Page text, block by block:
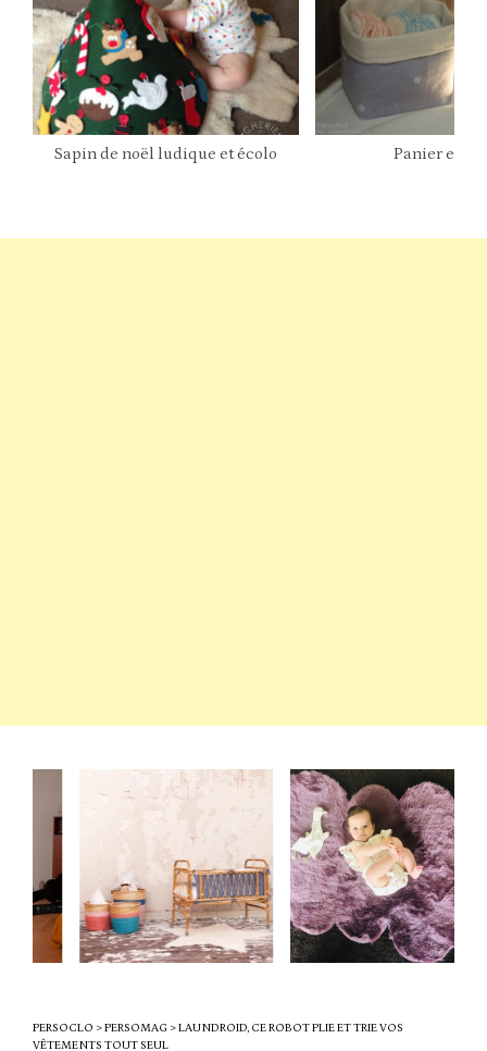
Sapin de noël ludique et écolo Panier en
PERSOCLO >PERSOMAG >LAUNDROID, CE ROBOT PLIE ET TRIE VOS
VÊTEMENTS TOUT SEUL